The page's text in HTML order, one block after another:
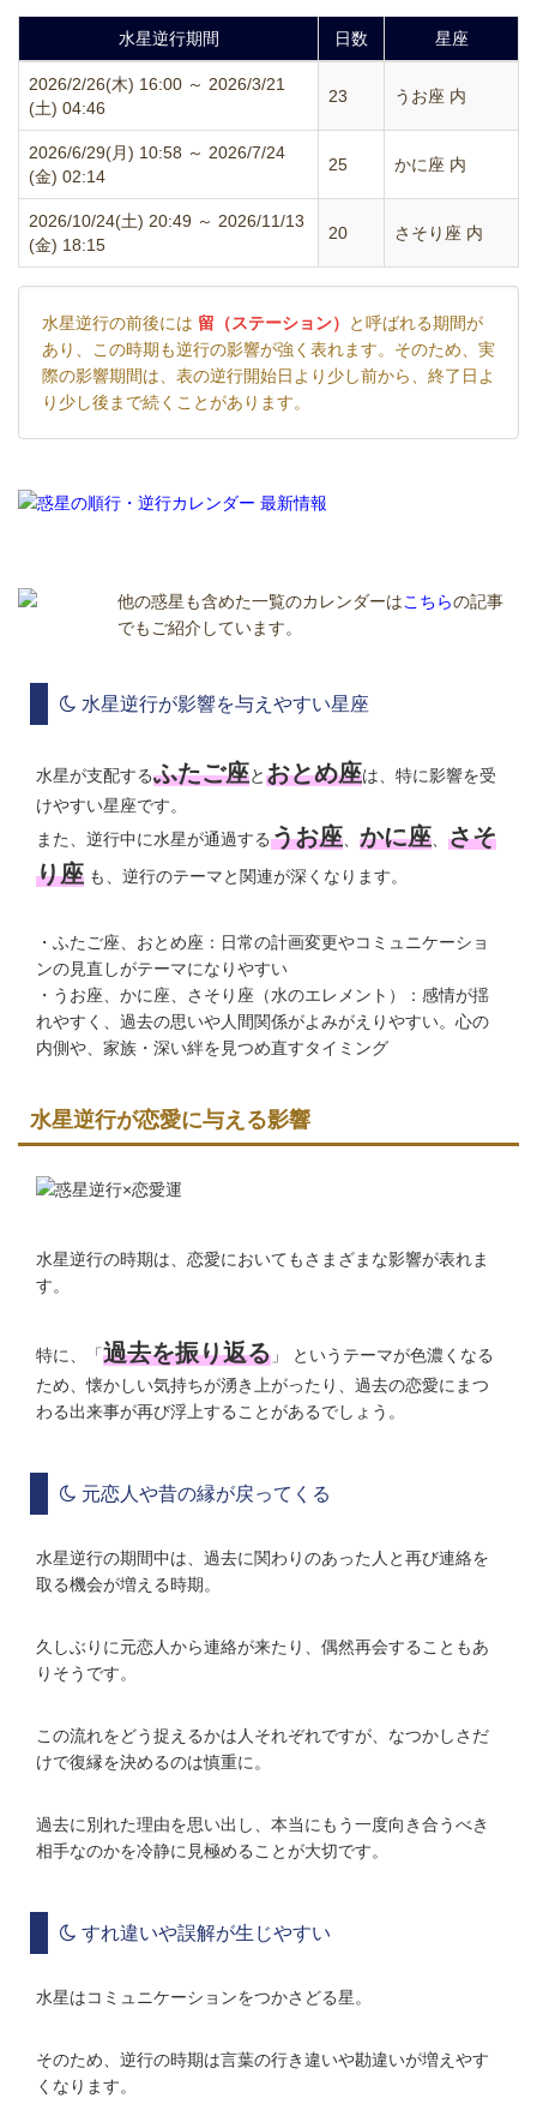
水星逆行期間 日数 星座
2026/2/26(木) 16:00 ～ 2026/3/21
(土) 04:46
23 うお座 内
2026/6/29(月) 10:58 ～ 2026/7/24
(金) 02:14
25 かに座 内
2026/10/24(土) 20:49 ～ 2026/11/13
(金) 18:15
20 さそり座 内
水星逆行の前後には 留（ステーション）
と呼ばれる期間が
あり、この時期も逆行の影響が強く表れます。そのため、実
際の影響期間は、表の逆行開始日より少し前から、終了日よ
り少し後まで続くことがあります。
他の惑星も含めた一覧のカレンダーはこちらの記事
でもご紹介しています。
水星逆行が影響を与えやすい星座
水星が支配するふたご座とおとめ座は、特に影響を受
けやすい星座です。
また、逆行中に水星が通過するうお座 かに座
さそ
り座 も、逆行のテーマと関連が深くなります。
・ふたご座、おとめ座：日常の計画変更やコミュニケーショ
ンの見直しがテーマになりやすい
・うお座、かに座、さそり座（水のエレメント）：感情が揺
れやすく、過去の思いや人間関係がよみがえりやすい。心の
内側や、家族・深い絆を見つめ直すタイミング
水星逆行が恋愛に与える影響
水星逆行の時期は、恋愛においてもさまざまな影響が表れま
す。
特に、「過去を振り返る 」 というテーマが色濃くなる
ため、懐かしい気持ちが湧き上がったり、過去の恋愛にまつ
わる出来事が再び浮上することがあるでしょう。
元恋人や昔の縁が戻ってくる
水星逆行の期間中は、過去に関わりのあった人と再び連絡を
取る機会が増える時期。
久しぶりに元恋人から連絡が来たり、偶然再会することもあ
りそうです。
この流れをどう捉えるかは人それぞれですが、なつかしさだ
けで復縁を決めるのは慎重に。
過去に別れた理由を思い出し、本当にもう一度向き合うべき
相手なのかを冷静に見極めることが大切です。
すれ違いや誤解が生じやすい
水星はコミュニケーションをつかさどる星。
そのため、逆行の時期は言葉の行き違いや勘違いが増えやす
くなります。